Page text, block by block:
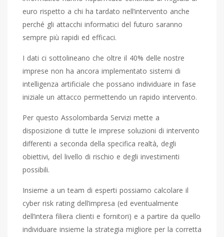
euro rispetto a chi ha tardato nell’intervento anche
perché gli attacchi informatici del futuro saranno
sempre più rapidi ed efficaci.
I dati ci sottolineano che oltre il 40% delle nostre
imprese non ha ancora implementato sistemi di
intelligenza artificiale che possano individuare in fase
iniziale un attacco permettendo un rapido intervento.
Per questo Assolombarda Servizi mette a
disposizione di tutte le imprese soluzioni di intervento
differenti a seconda della specifica realtà, degli
obiettivi, del livello di rischio e degli investimenti
possibili.
Insieme a un team di esperti possiamo calcolare il
cyber risk rating dell’impresa (ed eventualmente
dell’intera filiera clienti e fornitori) e a partire da quello
individuare insieme la strategia migliore per la corretta